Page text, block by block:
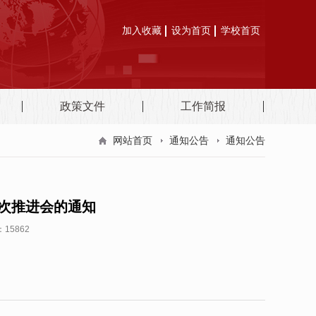
加入收藏 设为首页 学校首页
政策文件 工作简报
网站首页 通知公告 通知公告
推进会的通知
15862